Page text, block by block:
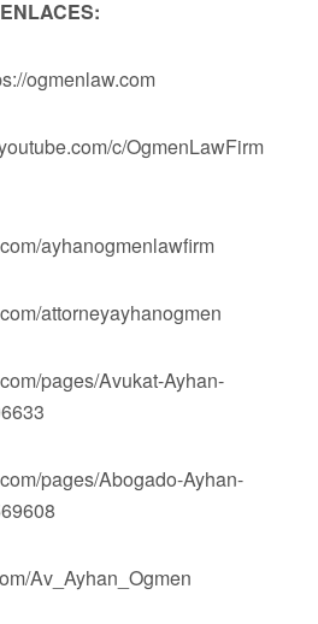
ogmenlaw.com
c/OgmenLawFirm
ayhanogmenlawfirm
attorneyayhanogmen
pages/Avukat-Ayhan-
pages/Abogado-Ayhan-
Av_Ayhan_Ogmen